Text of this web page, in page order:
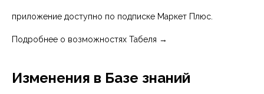
приложение доступно по подписке Маркет Плюс.
Подробнее о возможностях Табеля →
Изменения в Базе знаний